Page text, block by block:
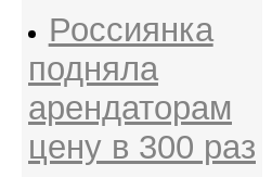
Россиянка
подняла
арендаторам
цену в 300 раз